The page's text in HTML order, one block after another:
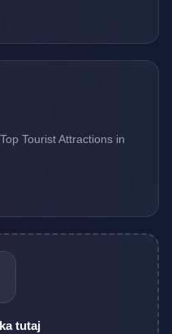
Tourist Attractions in
tutaj